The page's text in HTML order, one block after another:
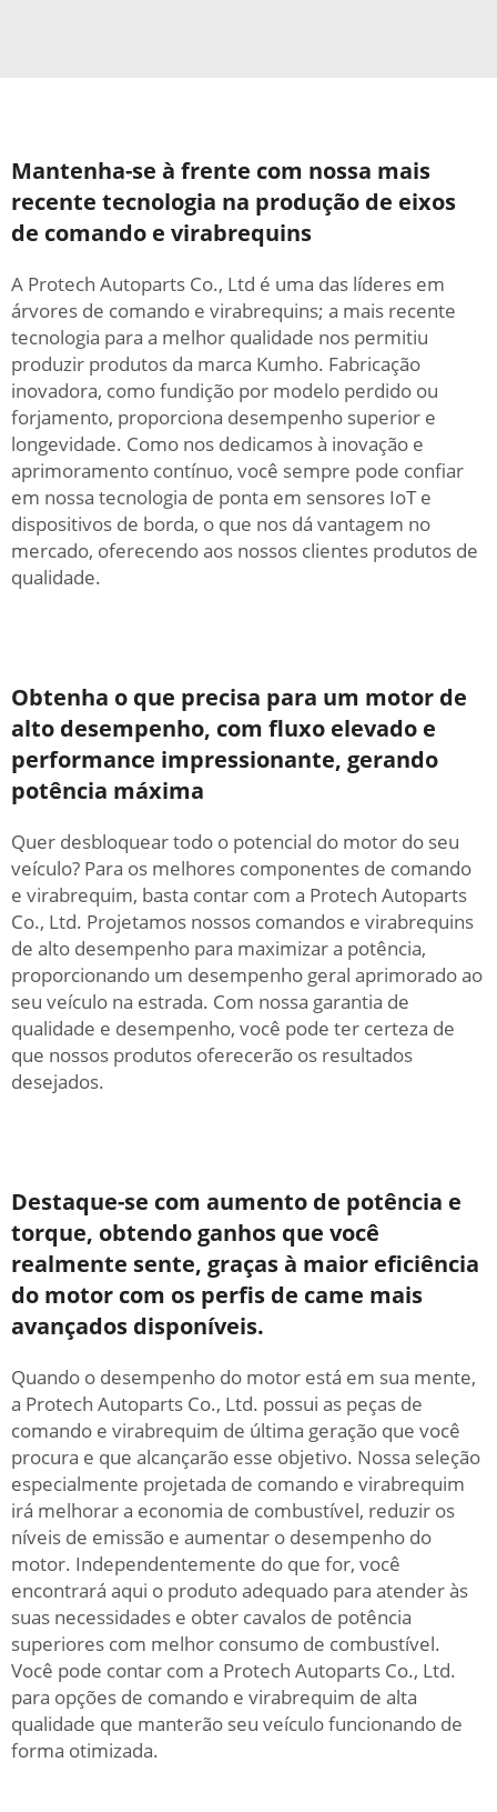
Mantenha-se à frente com nossa mais
recente tecnologia na produção de eixos
de comando e virabrequins
A Protech Autoparts Co., Ltd é uma das líderes em
árvores de comando e virabrequins; a mais recente
tecnologia para a melhor qualidade nos permitiu
produzir produtos da marca Kumho. Fabricação
inovadora, como fundição por modelo perdido ou
forjamento, proporciona desempenho superior e
longevidade. Como nos dedicamos à inovação e
aprimoramento contínuo, você sempre pode confiar
em nossa tecnologia de ponta em sensores IoT e
dispositivos de borda, o que nos dá vantagem no
mercado, oferecendo aos nossos clientes produtos de
qualidade.
Obtenha o que precisa para um motor de
alto desempenho, com fluxo elevado e
performance impressionante, gerando
potência máxima
Quer desbloquear todo o potencial do motor do seu
veículo? Para os melhores componentes de comando
e virabrequim, basta contar com a Protech Autoparts
Co., Ltd. Projetamos nossos comandos e virabrequins
de alto desempenho para maximizar a potência,
proporcionando um desempenho geral aprimorado ao
seu veículo na estrada. Com nossa garantia de
qualidade e desempenho, você pode ter certeza de
que nossos produtos oferecerão os resultados
desejados.
Destaque-se com aumento de potência e
torque, obtendo ganhos que você
realmente sente, graças à maior eficiência
do motor com os perfis de came mais
avançados disponíveis.
Quando o desempenho do motor está em sua mente,
a Protech Autoparts Co., Ltd. possui as peças de
comando e virabrequim de última geração que você
procura e que alcançarão esse objetivo. Nossa seleção
especialmente projetada de comando e virabrequim
irá melhorar a economia de combustível, reduzir os
níveis de emissão e aumentar o desempenho do
motor. Independentemente do que for, você
encontrará aqui o produto adequado para atender às
suas necessidades e obter cavalos de potência
superiores com melhor consumo de combustível.
Você pode contar com a Protech Autoparts Co., Ltd.
para opções de comando e virabrequim de alta
qualidade que manterão seu veículo funcionando de
forma otimizada.